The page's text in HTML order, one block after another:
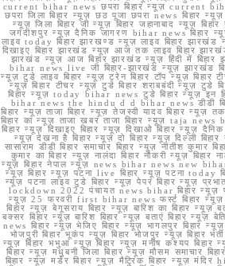
current bihar news छपरा बिहार न्यूज़ current
छपरा जिला बिहार न्यूज़ छठ पूजा छपरा news बिहार
न्यूज़ जिला बिहार जी न्यूज़ बिहार जहानाबाद न्यूज़
जगदीशपुर न्यूज़ दैनिक जागरण bihar news बिहार
लाइव today बिहार झारखण्ड न्यूज़ लाइव बिहार
दिखाइए बिहार झारखंड न्यूज़ आज तक लाइव बिहार
झारखंड न्यूज़ आज बिहार झारखंड न्यूज़ हिंदी में बिहार
bihar news live जी बिहार-झारखंड न्यूज़ झारखंड
न्यूज़ टुडे लाइव बिहार न्यूज़ ट्रेन बिहार टॉप न्यूज़ बिहार
न्यूज़ बिहार टीचर न्यूज़ टुडे बिहार शराबबंदी न्यूज़
बिहार न्यूज़ today bihar news टुडे बिहार न्यूज़ इन
bihar news the hindu d d bihar news डीडी
बिहार न्यूज़ ताजा बिहार न्यूज़ तेजस्वी यादव बिहार न्यूज़
बिहार का न्यूज़ ताजा खबर ताजा बिहार न्यूज़ taja news
बिहार न्यूज़ दिखाइए बिहार न्यूज़ दिखाओ बिहार न्यूज़
न्यूज़ देखना है बिहार न्यूज़ दो बिहार न्यूज़ दिल्ली बिहार
सासाराम डीडी बिहार समाचार बिहार न्यूज़ नीतीश कुमार
कुमार का बिहार न्यूज़ नालंदा बिहार नौकरी न्यूज़ बिहार
न्यूज़ बिहार नेपाल न्यूज़ news bihar news new
न्यूज़ बिहार न्यूज़ पटना live बिहार न्यूज़ पटना today
न्यूज़ पटना लाइव टुडे बिहार न्यूज़ पेपर बिहार न्यूज़
lockdown 2022 पंचायत news bihar बिहार न्यूज़
न्यूज़ 25 फरवरी first bihar news फर्स्ट बिहार
बिहार न्यूज़ बेगूसराय बिहार न्यूज़ बारिश का बिहार न्यूज़
बक्सर बिहार न्यूज़ बारिश बिहार न्यूज़ बताएं बिहार न्यूज़
news बिहार न्यूज़ भेजिए बिहार न्यूज़ भागलपुर बिहार
भोजपुरी बिहार भूकंप न्यूज़ बिहार भोजपुर न्यूज़ बिहार
न्यूज़ बिहार भभुआ न्यूज़ बिहार न्यूज़ मनीष कश्यप बिहार
बिहार न्यूज़ मधुबनी जिला बिहार न्यूज़ मौसम समाचार
बिहार न्यूज़ मर्डर बिहार न्यूज़ मैट्रिक बिहार न्यूज़